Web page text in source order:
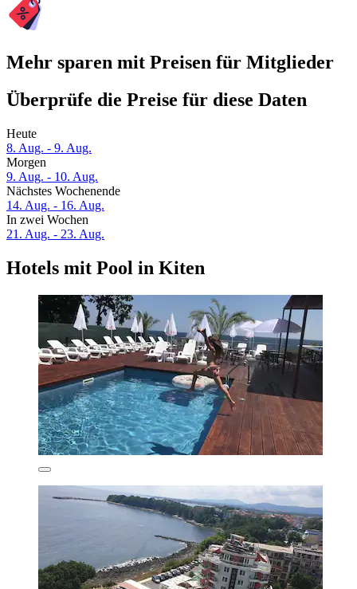
Mehr sparen mit Preisen für Mitglieder
Überprüfe die Preise für diese Daten
Heute
8. Aug. - 9. Aug.
Morgen
9. Aug. - 10. Aug.
Nächstes Wochenende
14. Aug. - 16. Aug.
In zwei Wochen
21. Aug. - 23. Aug.
Hotels mit Pool in Kiten